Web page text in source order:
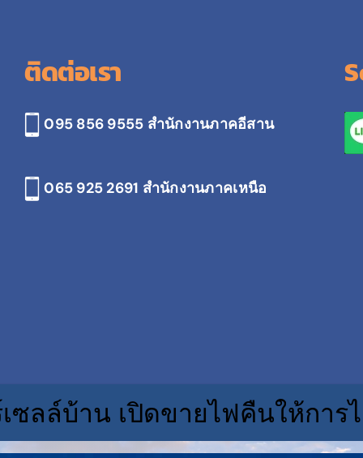
ติดต่อเรา
095 856 9555 สำนักงานภาคอีสาน
065 925 2691 สำนักงานภาคเหนือ
©
ซลล์บ้าน เปิดขายไฟคืนให้การ